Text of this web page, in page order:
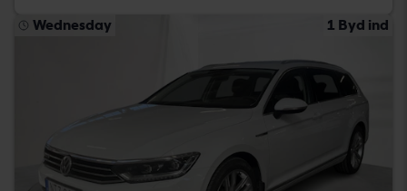
Wednesday 1 Byd ind